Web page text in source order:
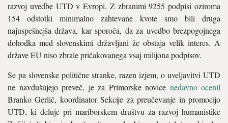
razvoj uvedbe UTD v Evropi. Z zbranimi 9255 podpisi oziroma
154 odstotki minimalno zahtevane kvote smo bili druga
najuspešnejša država, kar sporoča, da za uvedbo brezpogojnega
dohodka med slovenskimi državljani že obstaja velik interes. A
države EU niso zbrale pričakovanega vsaj milijona podpisov.
Se pa slovenske politične stranke, razen izjem, o uveljavitvi UTD
ne navdušujejo preveč, je za Primorske novice nedavno ocenil
Branko Gerlič, koordinator Sekcije za preučevanje in promocijo
UTD, ki deluje pri mariborskem društvu za razvoj humanistike